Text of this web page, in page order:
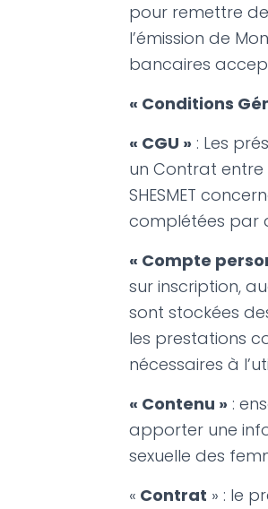
pour remettre
l’émission de
bancaires
« Conditions
« CGU » : Les
un Contrat entre
SHESMET
complétées par
« Compte
sur inscription,
sont stockées
les prestations
nécessaires à
« Contenu » :
apporter une
sexuelle des
« Contrat » : le